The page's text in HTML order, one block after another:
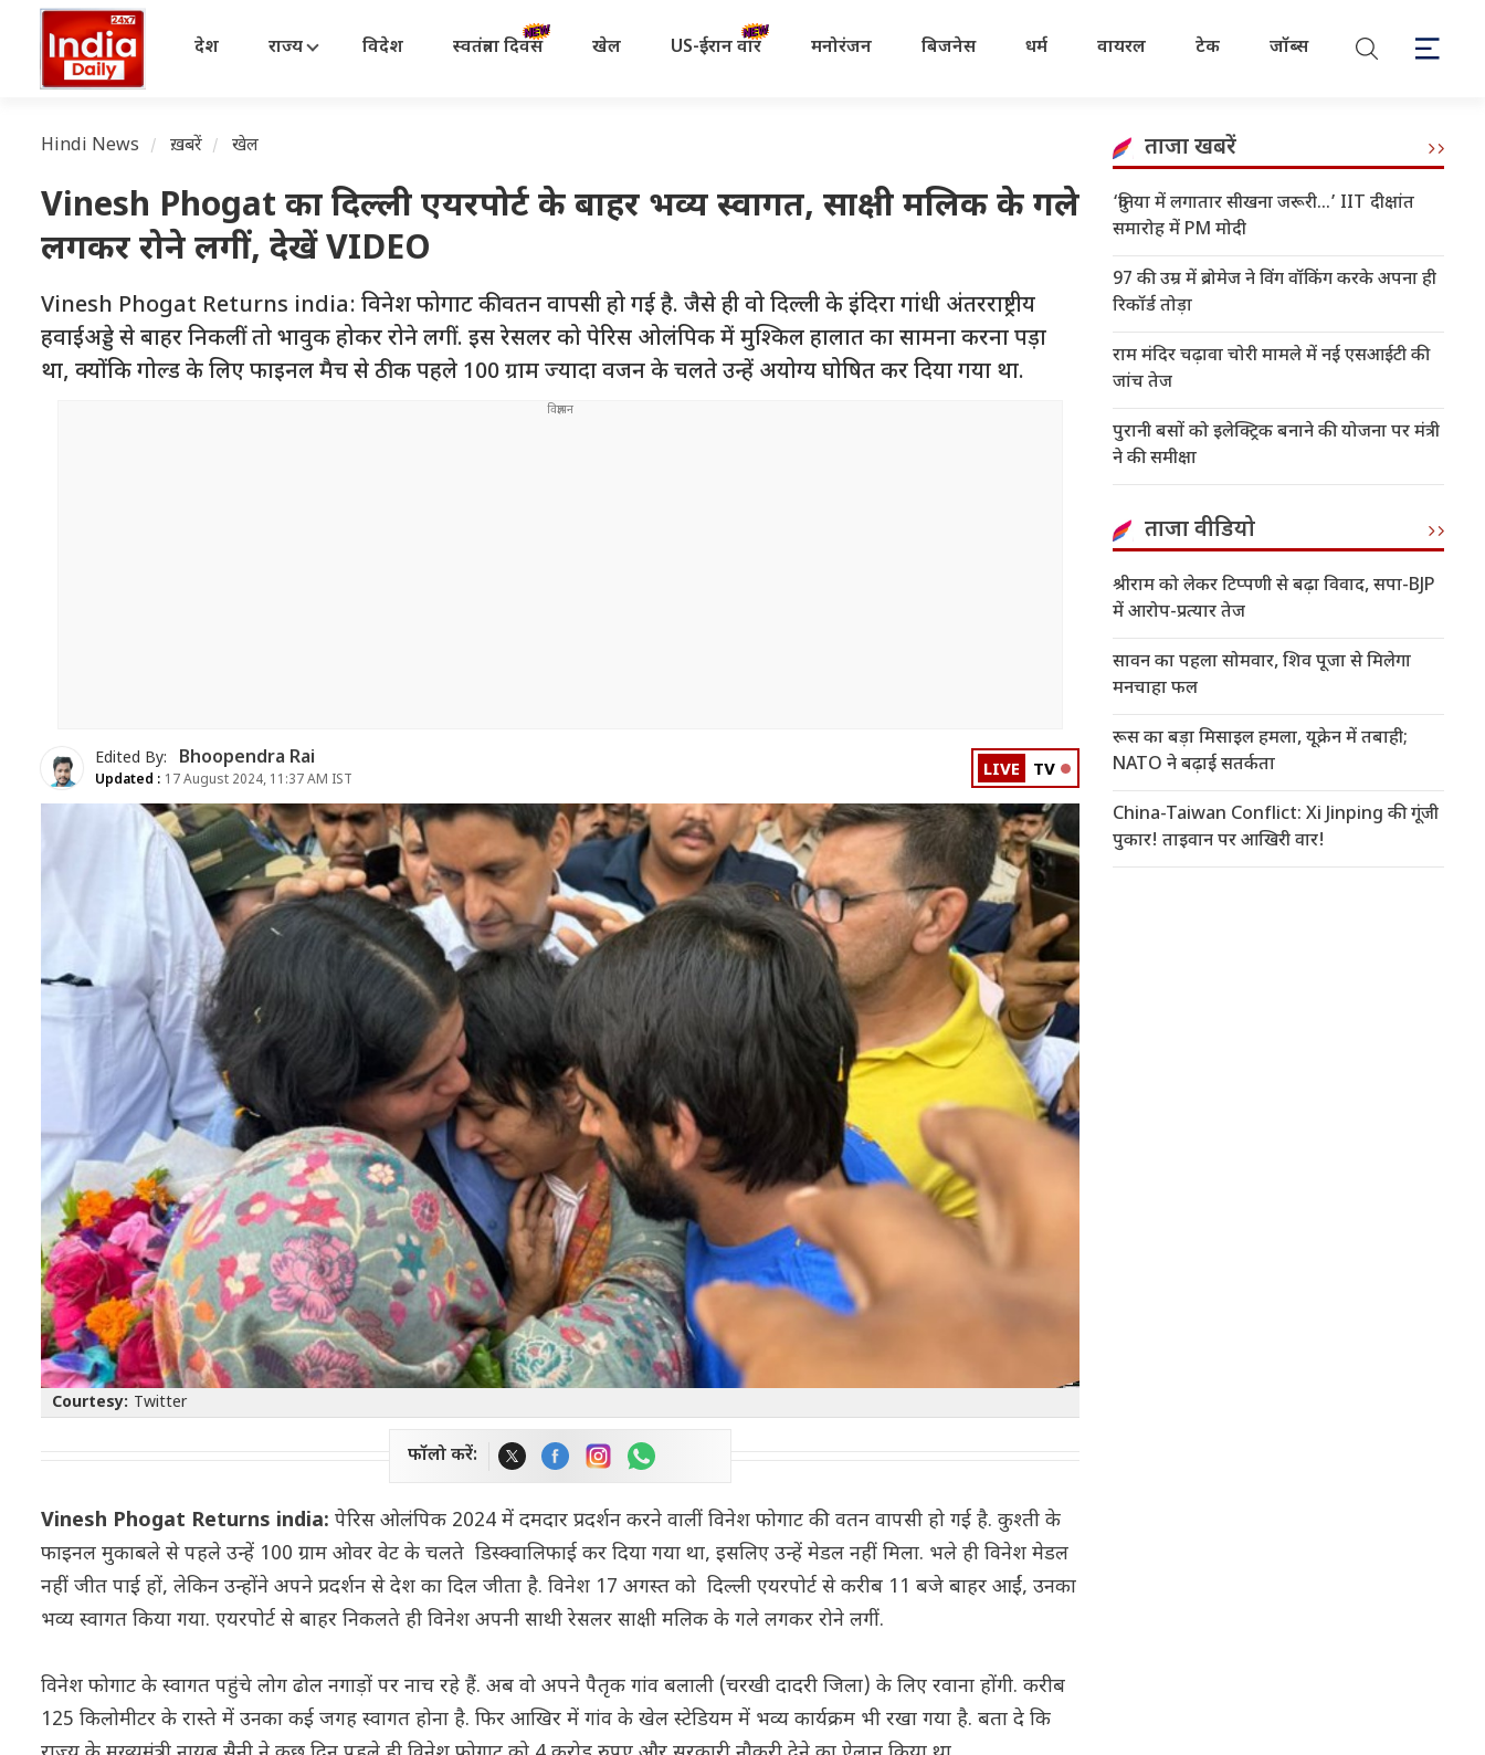
देश राज्य विदेश स्वतंत्रता दिवस खेल US-ईरान वॉर मनोरंजन बिजनेस धर्म वायरल टेक जॉब्स
Hindi News ख़बरें खेल
Vinesh Phogat का दिल्ली एयरपोर्ट के बाहर भव्य स्वागत, साक्षी मलिक के गले
लगकर रोने लगीं, देखें VIDEO
Vinesh Phogat Returns india: विनेश फोगाट की वतन वापसी हो गई है. जैसे ही वो दिल्ली के इंदिरा गांधी अंतरराष्ट्रीय
हवाईअड्डे से बाहर निकलीं तो भावुक होकर रोने लगीं. इस रेसलर को पेरिस ओलंपिक में मुश्किल हालात का सामना करना पड़ा
था, क्योंकि गोल्ड के लिए फाइनल मैच से ठीक पहले 100 ग्राम ज्यादा वजन के चलते उन्हें अयोग्य घोषित कर दिया गया था.
Edited By: Bhoopendra Rai
Updated : 17 August 2024, 11:37 AM IST LIVE TV
Courtesy: Twitter
फॉलो करें:
Vinesh Phogat Returns india: पेरिस ओलंपिक 2024 में दमदार प्रदर्शन करने वालीं विनेश फोगाट की वतन वापसी हो गई है. कुश्ती के
फाइनल मुकाबले से पहले उन्हें 100 ग्राम ओवर वेट के चलते डिस्क्वालिफाई कर दिया गया था, इसलिए उन्हें मेडल नहीं मिला. भले ही विनेश मेडल
नहीं जीत पाई हों, लेकिन उन्होंने अपने प्रदर्शन से देश का दिल जीता है. विनेश 17 अगस्त को दिल्ली एयरपोर्ट से करीब 11 बजे बाहर आईं, उनका
भव्य स्वागत किया गया. एयरपोर्ट से बाहर निकलते ही विनेश अपनी साथी रेसलर साक्षी मलिक के गले लगकर रोने लगीं.
विनेश फोगाट के स्वागत पहुंचे लोग ढोल नगाड़ों पर नाच रहे हैं. अब वो अपने पैतृक गांव बलाली (चरखी दादरी जिला) के लिए रवाना होंगी. करीब
125 किलोमीटर के रास्ते में उनका कई जगह स्वागत होना है. फिर आखिर में गांव के खेल स्टेडियम में भव्य कार्यक्रम भी रखा गया है. बता दे कि
ताजा खबरें
‘दुनिया में लगातार सीखना जरूरी…’ IIT दीक्षांत
समारोह में PM मोदी
97 की उम्र में ब्रोमेज ने विंग वॉकिंग करके अपना ही
रिकॉर्ड तोड़ा
राम मंदिर चढ़ावा चोरी मामले में नई एसआईटी की
जांच तेज
पुरानी बसों को इलेक्ट्रिक बनाने की योजना पर मंत्री
ने की समीक्षा
ताजा वीडियो
श्रीराम को लेकर टिप्पणी से बढ़ा विवाद, सपा-BJP
में आरोप-प्रत्यार तेज
सावन का पहला सोमवार, शिव पूजा से मिलेगा
मनचाहा फल
रूस का बड़ा मिसाइल हमला, यूक्रेन में तबाही;
NATO ने बढ़ाई सतर्कता
China-Taiwan Conflict: Xi Jinping की गूंजी
पुकार! ताइवान पर आखिरी वार!